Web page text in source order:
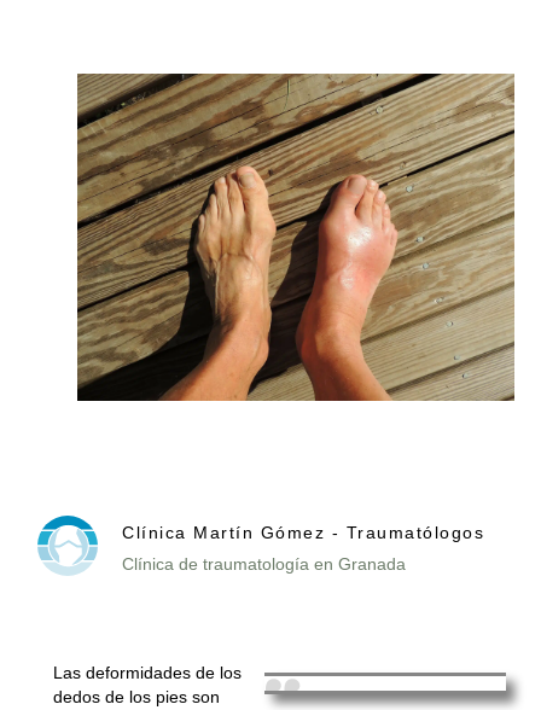
Clínica Martín Gómez - Traumatólogos
Clínica de traumatología en Granada
Las deformidades de los
dedos de los piesson